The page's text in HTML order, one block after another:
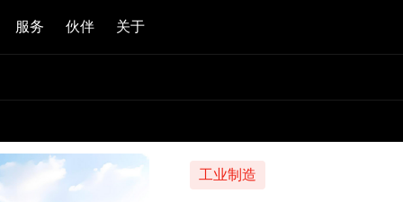
服务 伙伴 关于
工业制造